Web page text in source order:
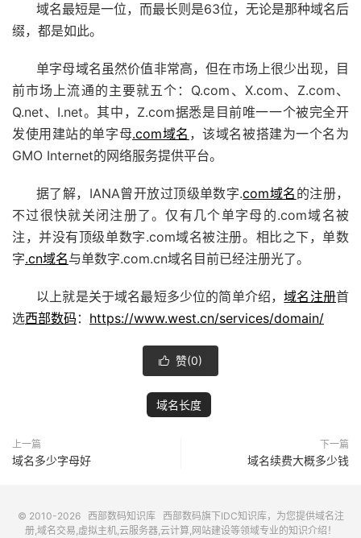
域名最短是一位，而最长则是63位，无论是那种域名后
缀，都是如此。
单字母域名虽然价值非常高，但在市场上很少出现，目
前市场上流通的主要就五个：Q.com、X.com、Z.com、
Q.net、I.net。其中，Z.com据悉是目前唯一一个被完全开
发使用建站的单字母.com域名 ，该域名被搭建为一个名为
GMO Internet的网络服务提供平台。
据了解，IANA曾开放过顶级单数字.com域名 的注册，
不过很快就关闭注册了。仅有几个单字母的.com域名被
注，并没有顶级单数字.com域名被注册。相比之下，单数
字.cn域名与单数字.com.cn域名目前已经注册光了。
以上就是关于域名最短多少位的简单介绍，域名注册首
选西部数码 ： https://www.west.cn/services/domain/
 赞(0)
域名长度
上一篇
域名多少字母好
下一篇
域名续费大概多少钱
© 2010-2026 西部数码知识库 西部数码旗下IDC知识库，为您提供域名注
册,域名交易,虚拟主机,云服务器,云计算,网站建设等领域专业的知识介绍！